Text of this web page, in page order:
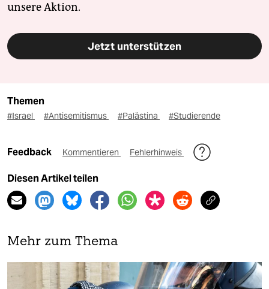
unsere Aktion.
Jetzt unterstützen
Themen
#Israel #Antisemitismus #Palästina #Studierende
Feedback Kommentieren Fehlerhinweis
Diesen Artikel teilen
Mehr zum Thema